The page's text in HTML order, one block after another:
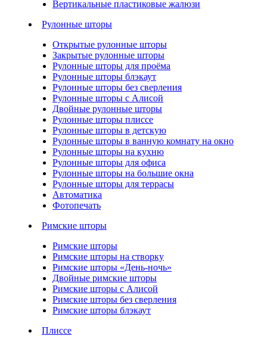
Вертикальные пластиковые жалюзи
Рулонные шторы
Открытые рулонные шторы
Закрытые рулонные шторы
Рулонные шторы для проёма
Рулонные шторы блэкаут
Рулонные шторы без сверления
Рулонные шторы с Алисой
Двойные рулонные шторы
Рулонные шторы плиссе
Рулонные шторы в детскую
Рулонные шторы в ванную комнату на окно
Рулонные шторы на кухню
Рулонные шторы для офиса
Рулонные шторы на большие окна
Рулонные шторы для террасы
Автоматика
Фотопечать
Римские шторы
Римские шторы
Римские шторы на створку
Римские шторы «День-ночь»
Двойные римские шторы
Римские шторы с Алисой
Римские шторы без сверления
Римские шторы блэкаут
Плиссе